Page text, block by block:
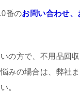
番のお問い合わせ
の方で、不用品回
みの場合は、弊社
。